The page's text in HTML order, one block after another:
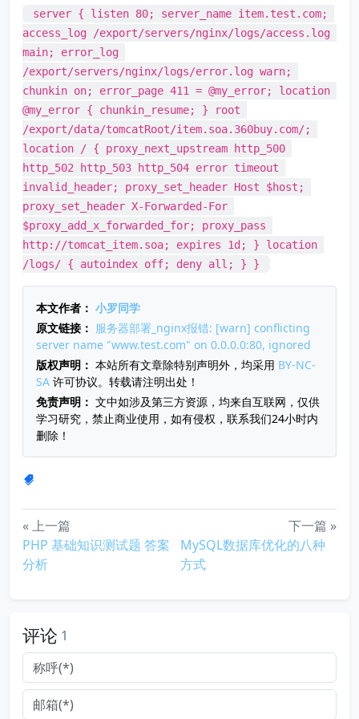
access_log /export/servers/nginx/logs/access.log
main; error_log
/export/servers/nginx/logs/error.log warn;
chunkin on; error_page 411 = @my_error; location
@my_error { chunkin_resume; } root
/export/data/tomcatRoot/item.soa.360buy.com/;
location / { proxy_next_upstream http_500
http_502 http_503 http_504 error timeout
invalid_header; proxy_set_header Host $host;
proxy_set_header X-Forwarded-For
$proxy_add_x_forwarded_for; proxy_pass
http://tomcat_item.soa; expires 1d; } location
/logs/ { autoindex off; deny all; } }
本文作者： 小罗同学
原文链接： 服务器部署_nginx报错: [warn] conflicting
server name "www.test.com" on 0.0.0.0:80, ignored
版权声明： 本站所有文章除特别声明外，均采用 BY-NC-
SA 许可协议。转载请注明出处！
免责声明： 文中如涉及第三方资源，均来自互联网，仅供
学习研究，禁止商业使用，如有侵权，联系我们24小时内
删除！
« 上一篇
PHP 基础知识测试题 答案
分析
下一篇 »
MySQL数据库优化的八种
方式
评论 1